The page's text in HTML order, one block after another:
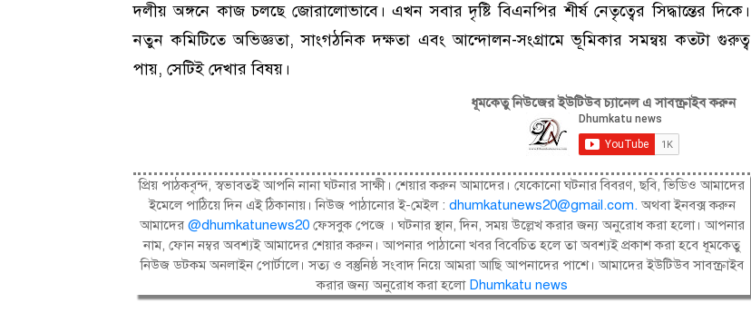
দলীয় অঙ্গনে কাজ চলছে জোরালোভাবে। এখন সবার দৃষ্টি বিএনপির শীর্ষ নেতৃত্বের সিদ্ধান্তের দিকে।
নতুন কমিটিতে অভিজ্ঞতা, সাংগঠনিক দক্ষতা এবং আন্দোলন-সংগ্রামে ভূমিকার সমন্বয় কতটা গুরুত্ব
পায়, সেটিই দেখার বিষয়।
ধূমকেতু নিউজের ইউটিউব চ্যানেল এ সাবস্ক্রাইব করুন
প্রিয় পাঠকবৃন্দ, স্বভাবতই আপনি নানা ঘটনার সাক্ষী। শেয়ার করুন আমাদের। যেকোনো ঘটনার বিবরণ, ছবি, ভিডিও আমাদের
ইমেলে পাঠিয়ে দিন এই ঠিকানায়। নিউজ পাঠানোর ই-মেইল : dhumkatunews20@gmail.com. অথবা ইনবক্স করুন
আমাদের@dhumkatunews20 ফেসবুক পেজে । ঘটনার স্থান, দিন, সময় উল্লেখ করার জন্য অনুরোধ করা হলো। আপনার
নাম, ফোন নম্বর অবশ্যই আমাদের শেয়ার করুন। আপনার পাঠানো খবর বিবেচিত হলে তা অবশ্যই প্রকাশ করা হবে ধূমকেতু
নিউজ ডটকম অনলাইন পোর্টালে। সত্য ও বস্তুনিষ্ঠ সংবাদ নিয়ে আমরা আছি আপনাদের পাশে। আমাদের ইউটিউব সাবস্ক্রাইব
করার জন্য অনুরোধ করা হলো Dhumkatu news